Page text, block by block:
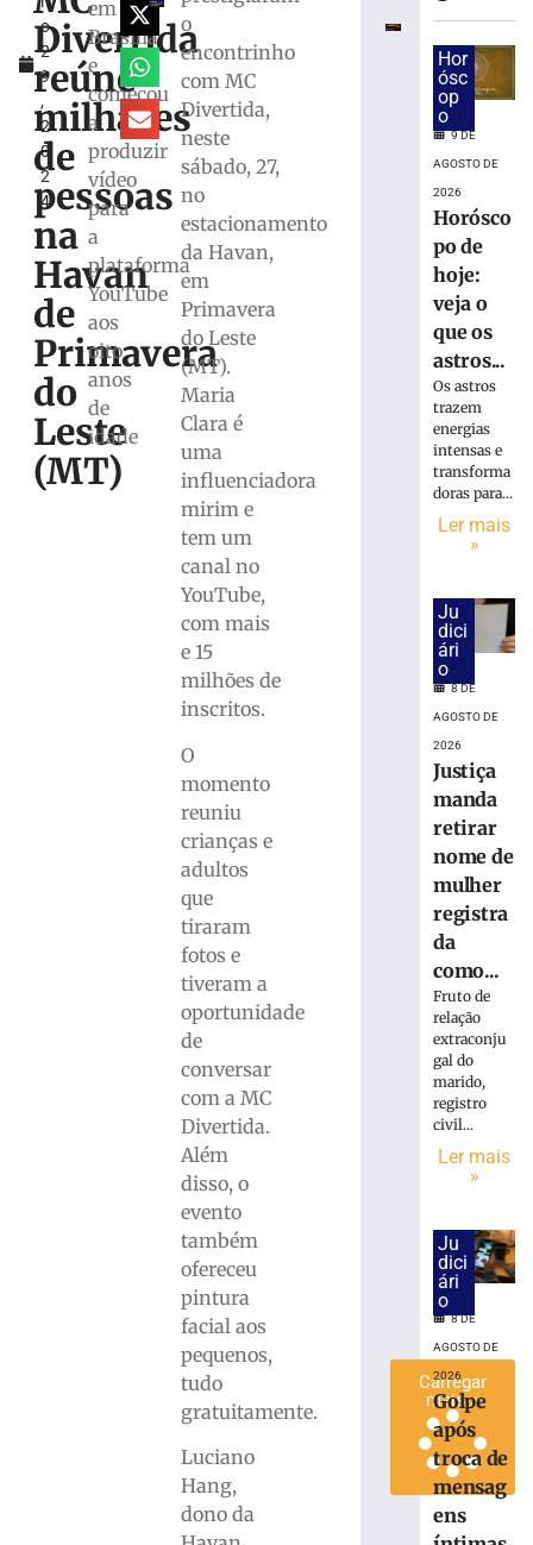
o
2
9
,
2
0
2
4
Divertida
reúne
milhares
de
pessoas
na
Havan
de
Primavera
do
Leste
(MT)
em
Brasília
e
começou
a
produzir
vídeo
para
a
plataforma
YouTube
aos
oito
anos
de
idade
o
encontrinho
com MC
Divertida,
neste
sábado, 27,
no
estacionamento
da Havan,
em
Primavera
do Leste
(MT).
Maria
Clara é
uma
influenciadora
mirim e
tem um
canal no
YouTube,
com mais
e 15
milhões de
inscritos.
O
momento
reuniu
crianças e
adultos
que
tiraram
fotos e
tiveram a
oportunidade
de
conversar
com a MC
Divertida.
Além
disso, o
evento
também
ofereceu
pintura
facial aos
pequenos,
tudo
gratuitamente.
Luciano
Hang,
dono da
o
astros
reservam
para
domingo,
09/08
agosto
conselho
eleições
agosto
TRE-
realiza
distribuição
18.860
urnas
eletrônicas
Carregar
mais »
Hor
ósc
op
o
9 DE
AGOSTO DE
2026
Horósco
po de
hoje:
veja o
que os
astros...
Os astros
trazem
energias
intensas e
transforma
doras para...
Ler mais
»
Ju
dici
ári
o
8 DE
AGOSTO DE
2026
Justiça
manda
retirar
nome de
mulher
registra
da
como...
Fruto de
relação
extraconju
gal do
marido,
registro
civil...
Ler mais
»
Ju
dici
ári
o
8 DE
AGOSTO DE
2026
Golpe
após
troca de
mensag
ens